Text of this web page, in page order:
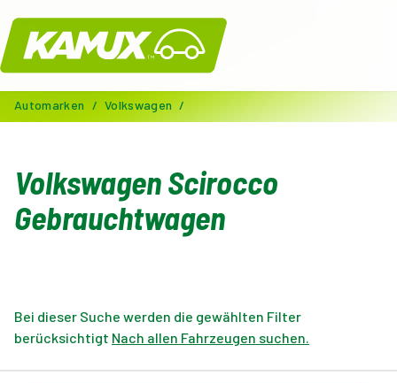
Kamux
Automarken / Volkswagen /
Volkswagen Scirocco
Gebrauchtwagen
Bei dieser Suche werden die gewählten Filter
berücksichtigt Nach allen Fahrzeugen suchen.